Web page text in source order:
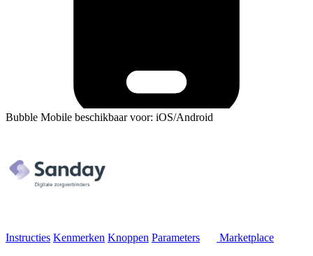
Bubble Mobile beschikbaar voor: iOS/Android
Instructies Kenmerken Knoppen Parameters Marketplace